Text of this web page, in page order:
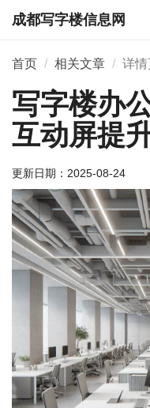
成都写字楼信息网
首页 相关文章 详情
写字楼办
互动屏提
更新日期： 2025-08-24